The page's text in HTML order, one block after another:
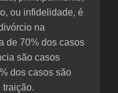
ou infidelidade, é
na
de 70% dos casos
são casos
dos casos são
traição.